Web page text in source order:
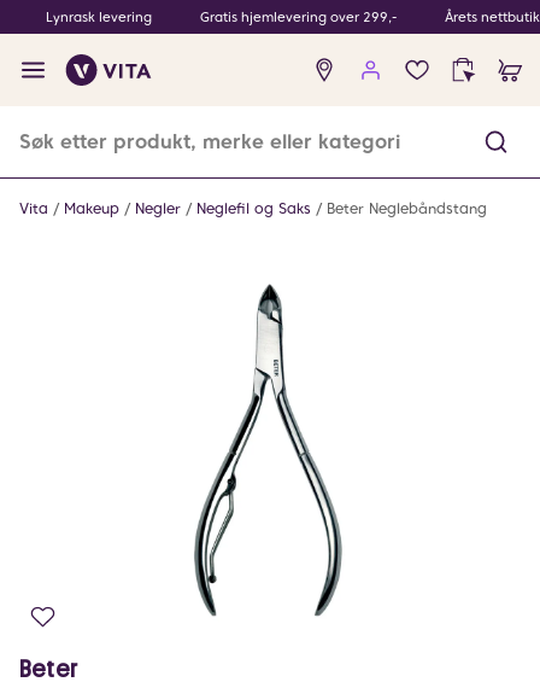
Lynrask levering Gratis hjemlevering over 299,- Årets
Ingen
produkter
Vita Makeup Negler Neglefil og Saks Beter Neglebåndstang
Beter